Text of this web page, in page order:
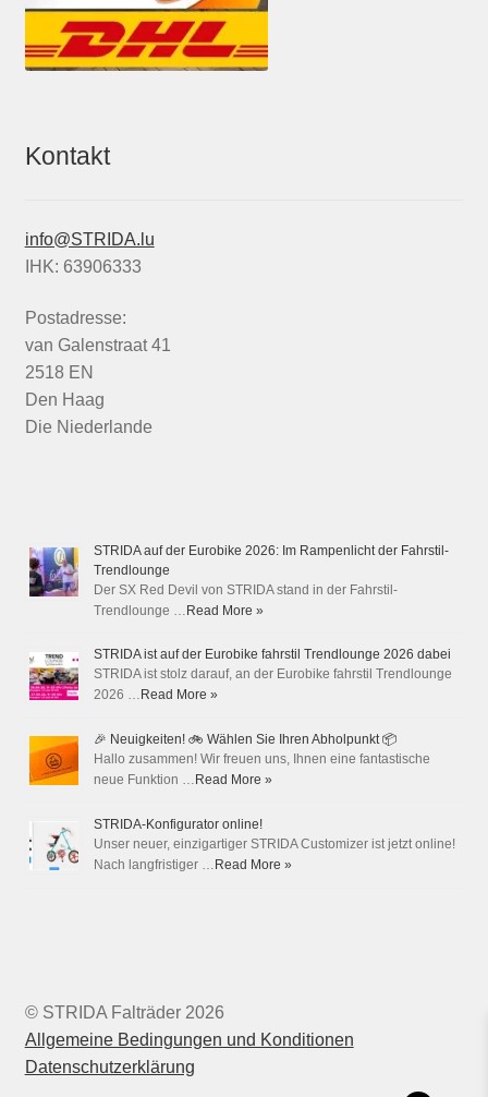
Kontakt
info@STRIDA.lu
IHK: 63906333
Postadresse:
van Galenstraat 41
2518 EN
Den Haag
Die Niederlande
STRIDA auf der Eurobike 2026: Im Rampenlicht der Fahrstil-
Trendlounge
Der SX Red Devil von STRIDA stand in der Fahrstil-
Trendlounge … Read More »
STRIDA ist auf der Eurobike fahrstil Trendlounge 2026 dabei
STRIDA ist stolz darauf, an der Eurobike fahrstil Trendlounge
2026 … Read More »
🎉 Neuigkeiten! 🚲 Wählen Sie Ihren Abholpunkt 📦
Hallo zusammen! Wir freuen uns, Ihnen eine fantastische
neue Funktion … Read More »
STRIDA-Konfigurator online!
Unser neuer, einzigartiger STRIDA Customizer ist jetzt online!
Nach langfristiger … Read More »
© STRIDA Falträder 2026
Allgemeine Bedingungen und Konditionen
Datenschutzerklärung